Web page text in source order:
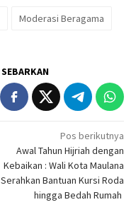
Moderasi Beragama
SEBARKAN
Pos berikutnya
Awal Tahun Hijriah dengan
Kebaikan : Wali Kota Maulana
Serahkan Bantuan Kursi Roda
hingga Bedah Rumah